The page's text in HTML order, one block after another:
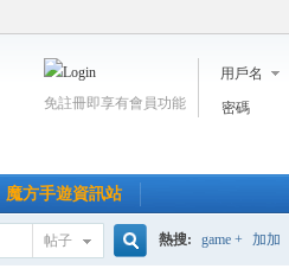
用戶名
密碼
免註冊即享有會員功能
魔方手遊資訊站
帖子 熱搜: game + 加加